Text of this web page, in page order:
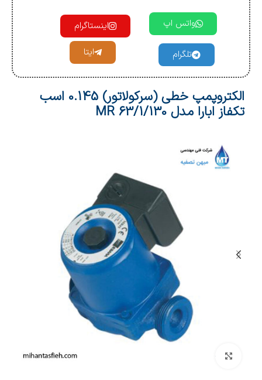
واتس اپ اینستاگرام
تلگرام ایتا
الکتروپمپ خطی (سرکولاتور) 0.145 اسب
تکفاز ابارا مدل MR 63/1/130